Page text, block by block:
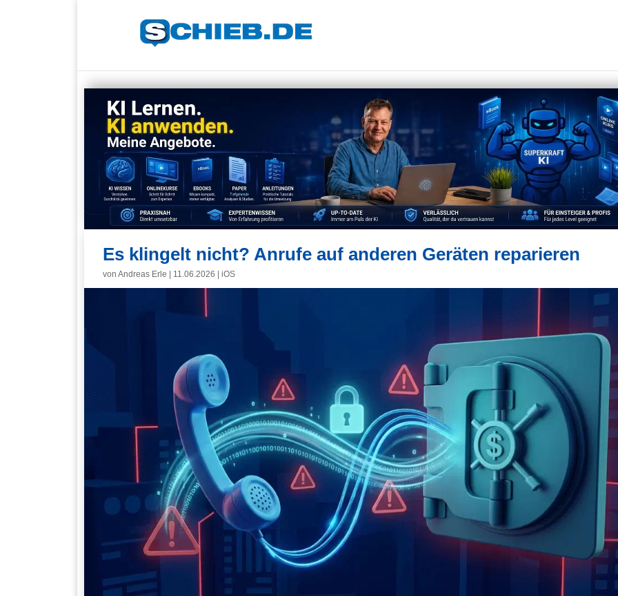
Es klingelt nicht? Anrufe auf anderen Geräten reparieren
von Andreas Erle 11.06.2026 iOS